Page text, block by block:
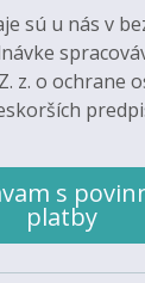
sú u nás v
z. o ochrane
s
platby